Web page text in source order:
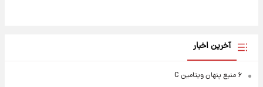
آخرین اخبار
۶ منبع پنهان ویتامین C